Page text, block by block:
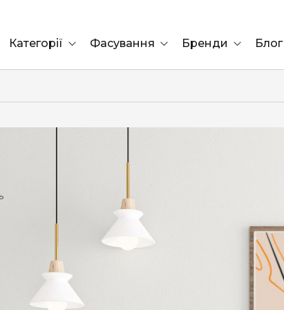
Категорії
фільтра
(капсула)
Фасування Бренди Блог